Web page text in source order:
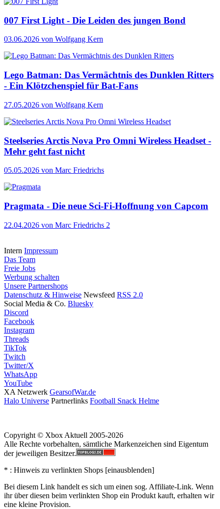
007 First Light - Die Leiden des jungen Bond
03.06.2026 von Wolfgang Kern
Lego Batman: Das Vermächtnis des Dunklen Ritters
- Ein Klötzchenspiel für Bat-Fans
27.05.2026 von Wolfgang Kern
Steelseries Arctis Nova Pro Omni Wireless Headset -
Mehr geht fast nicht
05.05.2026 von Marc Friedrichs
Pragmata - Die neue Sci-Fi-Hoffnung von Capcom
22.04.2026 von Marc Friedrichs 2
Intern Impressum
Das Team
Freie Jobs
Werbung schalten
Unsere Partnershops
Datenschutz & Hinweise Newsfeed RSS 2.0
Social Media & Co. Bluesky
Discord
Facebook
Instagram
Threads
TikTok
Twitch
Twitter/X
WhatsApp
YouTube
XA Netzwerk GearsofWar.de
Halo Universe Partnerlinks Football Snack Helme
Copyright © Xbox Aktuell 2005-2026
Alle Rechte vorbehalten, sämtliche Markenzeichen sind Eigentum
der jeweiligen Besitzer.
* : Hinweis zu verlinkten Shops [einausblenden]
Bei diesem Link handelt es sich um einen sog. Affiliate-Link. Wenn
ihr über diesen beim verlinkten Shop ein Produkt kauft, erhalten wir
eine kleine Provision.